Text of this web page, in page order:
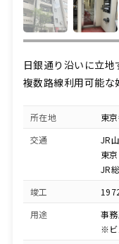
日銀通り沿いに立地
複数路線利用可能な
所在地
東
交通
JR
東
JR
竣工
用途
事
※ビ